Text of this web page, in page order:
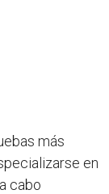
más
en
cabo